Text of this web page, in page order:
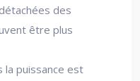
des
être plus
la puissance est